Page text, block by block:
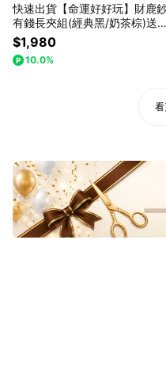
快速出貨【命運好好玩】財鹿
有錢長夾組(經典黑/奶茶棕)送好
事花生擴香吊飾(貼心可自選)
$1,980
10.0%
看